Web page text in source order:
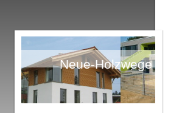
Neue-Holzwege